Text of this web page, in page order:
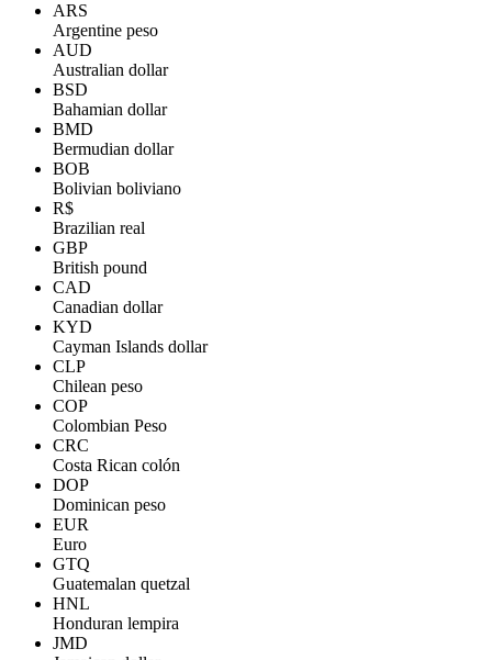
ARS
Argentine peso
AUD
Australian dollar
BSD
Bahamian dollar
BMD
Bermudian dollar
BOB
Bolivian boliviano
R$
Brazilian real
GBP
British pound
CAD
Canadian dollar
KYD
Cayman Islands dollar
CLP
Chilean peso
COP
Colombian Peso
CRC
Costa Rican colón
DOP
Dominican peso
EUR
Euro
GTQ
Guatemalan quetzal
HNL
Honduran lempira
JMD